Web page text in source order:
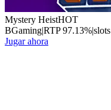
Mystery HeistHOT
BGaming|RTP97.13%|slots
Jugar ahora